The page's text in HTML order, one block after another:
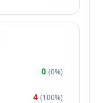
0 (0%)
4 (100%)